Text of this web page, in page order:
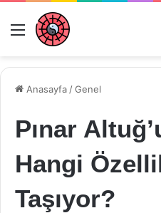
Menü
Anasayfa /Genel
Pınar
Hangi
Taşıyor?